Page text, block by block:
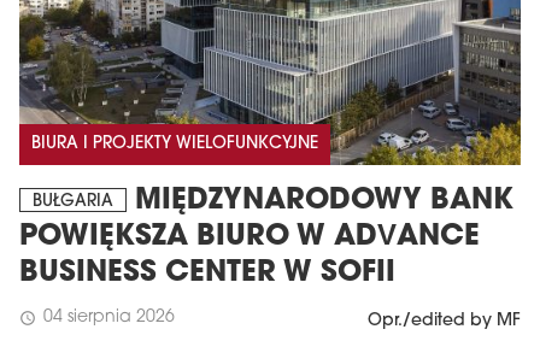
BIURA I PROJEKTY WIELOFUNKCYJNE
BUŁGARIA
MIĘDZYNARODOWY BANK
POWIĘKSZA BIURO W ADVANCE
BUSINESS CENTER W SOFII
schedule 04 sierpnia 2026 Opr./edited by MF